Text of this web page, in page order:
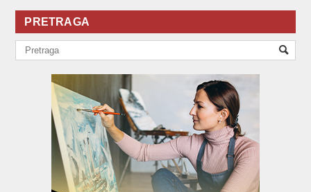
PRETRAGA